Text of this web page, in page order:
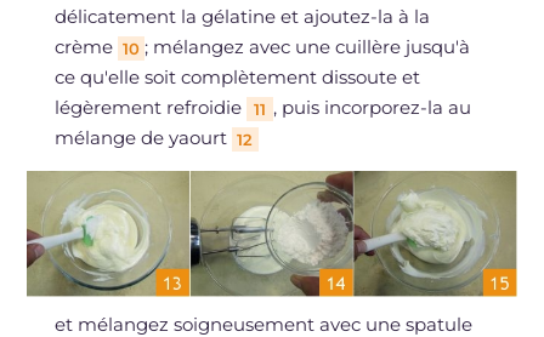
délicatement la gélatine et ajoutez-la à la
crème 10 ; mélangez avec une cuillère jusqu'à
ce qu'elle soit complètement dissoute et
légèrement refroidie
11 , puis incorporez-la au
mélange de yaourt 12
et mélangez soigneusement avec une spatule